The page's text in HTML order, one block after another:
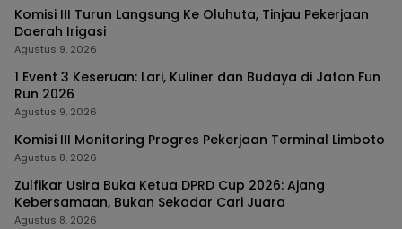
Komisi III Turun Langsung Ke Oluhuta, Tinjau Pekerjaan
Daerah Irigasi
Agustus 9, 2026
1 Event 3 Keseruan: Lari, Kuliner dan Budaya di Jaton Fun
Run 2026
Agustus 9, 2026
Komisi III Monitoring Progres Pekerjaan Terminal Limboto
Agustus 8, 2026
Zulfikar Usira Buka Ketua DPRD Cup 2026: Ajang
Kebersamaan, Bukan Sekadar Cari Juara
Agustus 8, 2026